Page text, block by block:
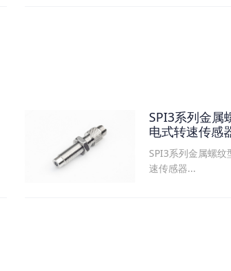
SPI3系列金属
电式转速传感
SPI3系列金属螺纹
速传感器...